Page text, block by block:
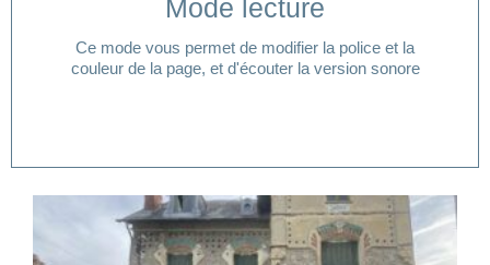
Mode lecture
Ce mode vous permet de modifier la police et la
couleur de la page, et d'écouter la version sonore
Vous avez besoin d'aide pour accéder à votre mode